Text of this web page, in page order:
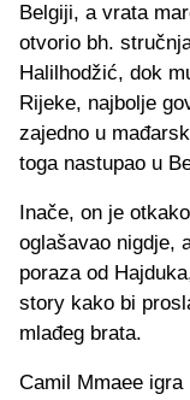
Belgiji, a vrata
otvorio bh.
Halilhodžić, dok
Rijeke, najbolje
zajedno u
toga nastupao u
Inače, on je
oglašavao nigdje,
poraza od
story kako bi
mlađeg brata.
Camil Mmaee